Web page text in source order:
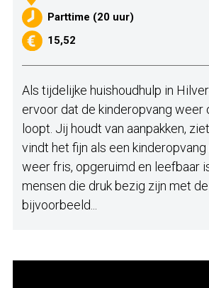
Parttime (20 uur)
15,52
Als tijdelijke huishoudhulp in
ervoor dat de kinderopvang weer
loopt. Jij houdt van aanpakken,
vindt het fijn als een
weer fris, opgeruimd en leefbaar
mensen die druk bezig zijn met
bijvoorbeeld...